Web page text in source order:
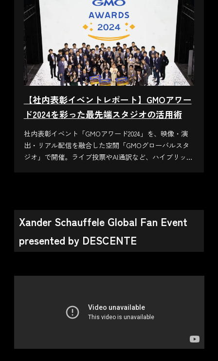
【社内表彰イベントレポート】GMOアワー
ド2024を彩った最先端スタジオの活用術
社内表彰イベント「GMOアワード2024」を、映像・演
出・リアル配信を融合した空間「GMOグローバルスタ
ジオ」で開催。ライブ投票やAI通訳など、ハイブリッド
Xander Schauffele Global Fan Event
presented by DESCENTE